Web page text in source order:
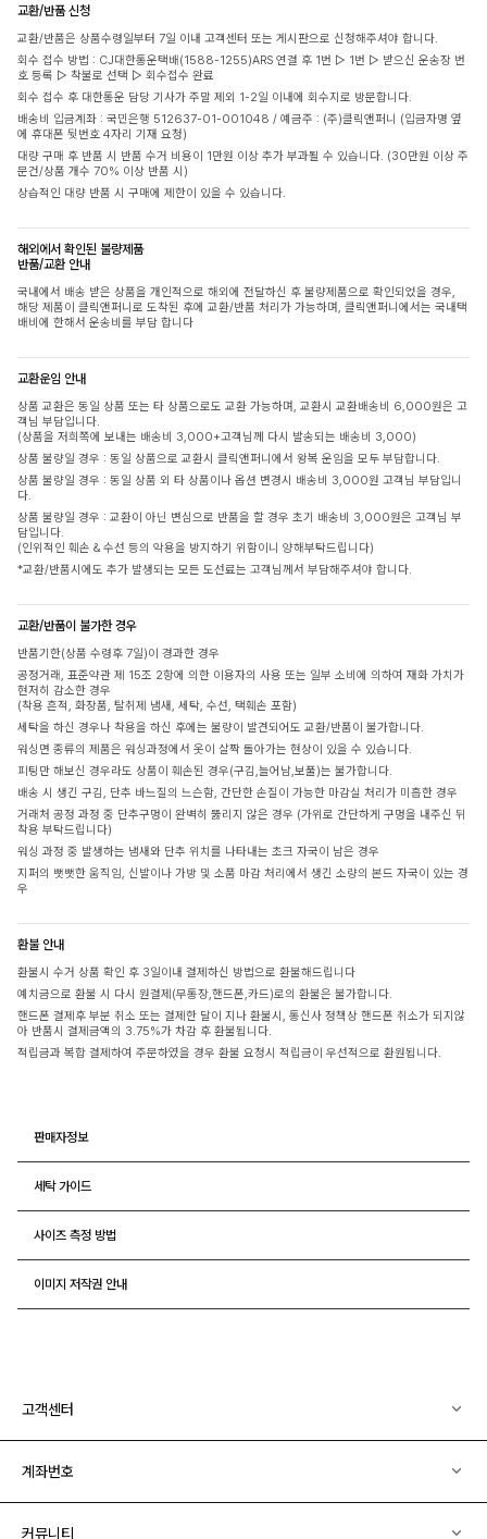
교환/반품 신청
교환/반품은 상품수령일부터 7일 이내 고객센터 또는 게시판으로 신청해주셔야 합니다.
회수 접수 방법 : CJ대한통운택배(1588-1255)ARS 연결 후 1번 ▷ 1번 ▷ 받으신 운송장 번
호 등록 ▷ 착불로 선택 ▷ 회수접수 완료
회수 접수 후 대한통운 담당 기사가 주말 제외 1-2일 이내에 회수지로 방문합니다.
배송비 입금계좌 : 국민은행 512637-01-001048 / 예금주 : (주)클릭앤퍼니 (입금자명 옆
에 휴대폰 뒷번호 4자리 기재 요청)
대량 구매 후 반품 시 반품 수거 비용이 1만원 이상 추가 부과될 수 있습니다. (30만원 이상 주
문건/상품 개수 70% 이상 반품 시)
상습적인 대량 반품 시 구매에 제한이 있을 수 있습니다.
해외에서 확인된 불량제품
반품/교환 안내
국내에서 배송 받은 상품을 개인적으로 해외에 전달하신 후 불량제품으로 확인되었을 경우,
해당 제품이 클릭앤퍼니로 도착된 후에 교환/반품 처리가 가능하며, 클릭앤퍼니에서는 국내택
배비에 한해서 운송비를 부담 합니다
교환운임 안내
상품 교환은 동일 상품 또는 타 상품으로도 교환 가능하며, 교환시 교환배송비 6,000원은 고
객님 부담입니다.
(상품을 저희쪽에 보내는 배송비 3,000+고객님께 다시 발송되는 배송비 3,000)
상품 불량일 경우 : 동일 상품으로 교환시 클릭앤퍼니에서 왕복 운임을 모두 부담합니다.
상품 불량일 경우 : 동일 상품 외 타 상품이나 옵션 변경시 배송비 3,000원 고객님 부담입니
다.
상품 불량일 경우 : 교환이 아닌 변심으로 반품을 할 경우 초기 배송비 3,000원은 고객님 부
담입니다.
(인위적인 훼손 & 수선 등의 악용을 방지하기 위함이니 양해부탁드립니다)
*교환/반품시에도 추가 발생되는 모든 도선료는 고객님께서 부담해주셔야 합니다.
교환/반품이 불가한 경우
반품기한(상품 수령후 7일)이 경과한 경우
공정거래, 표준약관 제 15조 2항에 의한 이용자의 사용 또는 일부 소비에 의하여 재화 가치가
현저히 감소한 경우
(착용 흔적, 화장품, 탈취제 냄새, 세탁, 수선, 택훼손 포함)
세탁을 하신 경우나 착용을 하신 후에는 불량이 발견되어도 교환/반품이 불가합니다.
워싱면 종류의 제품은 워싱과정에서 옷이 살짝 돌아가는 현상이 있을 수 있습니다.
피팅만 해보신 경우라도 상품이 훼손된 경우(구김,늘어남,보풀)는 불가합니다.
배송 시 생긴 구김, 단추 바느질의 느슨함, 간단한 손질이 가능한 마감실 처리가 미흡한 경우
거래처 공정 과정 중 단추구멍이 완벽히 뚫리지 않은 경우 (가위로 간단하게 구멍을 내주신 뒤
착용 부탁드립니다)
워싱 과정 중 발생하는 냄새와 단추 위치를 나타내는 초크 자국이 남은 경우
지퍼의 뻣뻣한 움직임, 신발이나 가방 및 소품 마감 처리에서 생긴 소량의 본드 자국이 있는 경
우
환불 안내
환불시 수거 상품 확인 후 3일이내 결제하신 방법으로 환불해드립니다
예치금으로 환불 시 다시 원결제(무통장,핸드폰,카드)로의 환불은 불가합니다.
핸드폰 결제후 부분 취소 또는 결제한 달이 지나 환불시, 통신사 정책상 핸드폰 취소가 되지않
아 반품시 결제금액의 3.75%가 차감 후 환불됩니다.
적립금과 복합 결제하여 주문하였을 경우 환불 요청시 적립금이 우선적으로 환원됩니다.
판매자정보
세탁 가이드
사이즈 측정 방법
이미지 저작권 안내
고객센터
계좌번호
커뮤니티